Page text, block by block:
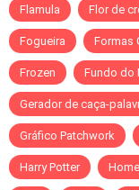
Flamula Flor de
Fogueira Formas
Frozen Fundo do
Gerador de caça-
Gráfico Patchwork
Harry Potter